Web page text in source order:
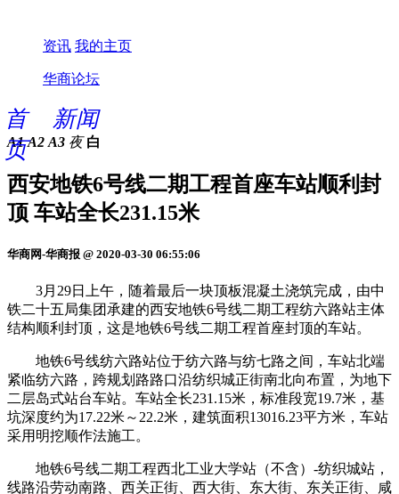
资讯 我的主页
华商论坛
首
页
新闻
A1 A2 A3 夜 白
西安地铁6号线二期工程首座车站顺利封
顶 车站全长231.15米
华商网-华商报 @ 2020-03-30 06:55:06
3月29日上午，随着最后一块顶板混凝土浇筑完成，由中
铁二十五局集团承建的西安地铁6号线二期工程纺六路站主体
结构顺利封顶，这是地铁6号线二期工程首座封顶的车站。
地铁6号线纺六路站位于纺六路与纺七路之间，车站北端
紧临纺六路，跨规划路路口沿纺织城正街南北向布置，为地下
二层岛式站台车站。车站全长231.15米，标准段宽19.7米，基
坑深度约为17.22米～22.2米，建筑面积13016.23平方米，车站
采用明挖顺作法施工。
地铁6号线二期工程西北工业大学站（不含）-纺织城站，
线路沿劳动南路、西关正街、西大街、东大街、东关正街、咸